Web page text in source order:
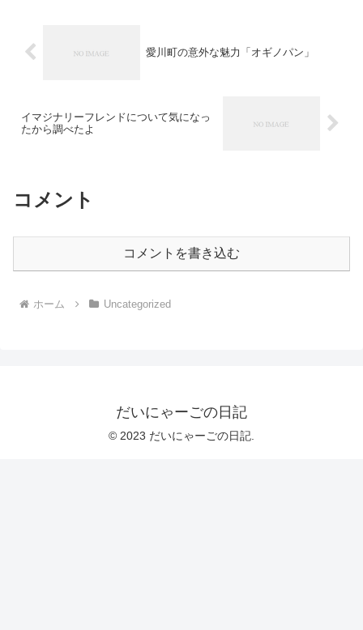
愛川町の意外な魅力「オギノパン」
イマジナリーフレンドについて気になっ
たから調べたよ
コメント
コメントを書き込む
ホーム Uncategorized
だいにゃーごの日記
© 2023 だいにゃーごの日記.